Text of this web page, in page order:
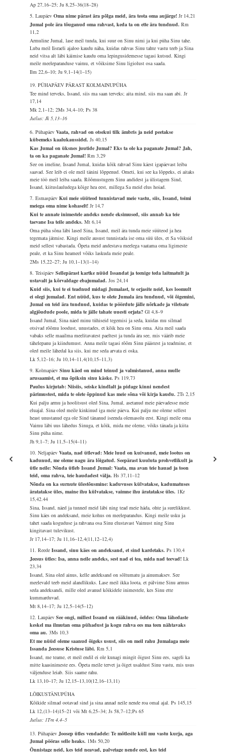
Ap 27,16–25; Ju 8,25–36(18–28)
5. LaupäevOma nime pärast ära põlga meid, ära teota oma aujärge!Jr 14,21
Jumal pole ära tõuganud oma rahvast, keda ta on ette ära tundnud.Rm
11,2
Armuline Jumal, lase meil tunda, kui suur on Sinu nimi ja kui püha Sinu tahe.
Luba meil Iisraeli ajaloo kaudu näha, kuidas rahvas Sinu tahte vastu teeb ja Sina
neid vitsa alt läbi käimise kaudu oma lepingusidemesse tagasi kutsud. Kingi
meile meeleparanduse vaimu, et võiksime Sinu ligiolust osa saada.
Ilm 22,6–10; Ju 9,1–14(1–15)
19. PÜHAPÄEV PÄRAST KOLMAINUPÜHA
Tee mind terveks, Issand, siis ma saan terveks; aita mind, siis ma saan abi.Jr
17,14
Mk 2,1–12; 2Ms 34,4–10; Ps 38
Jutlus: Jk 5,13–16
6. PühapäevVaata, rahvad on otsekui tilk ämbris ja neid peetakse
kübemeks kaalukaussidel.Js 40,15
Kas Jumal on üksnes juutide Jumal? Eks ta ole ka paganate Jumal? Jah,
ta on ka paganate Jumal!Rm 3,29
See on imeline, Issand Jumal, kuidas kõik rahvad Sinu käest igapäevast leiba
saavad. See leib ei ole meil tänini lõppenud. Ometi, kui see ka lõppeks, ei aitaks
meie töö meil leiba saada. Rõõmustugem Sinu andidest ja ülistagem Sind,
Issand, kiituslauludega kõige hea eest, millega Sa meid elus hoiad.
7. EsmaspäevKui meie süüteod tunnistavad meie vastu, siis, Issand, toimi
meiega oma nime kohaselt!Jr 14,7
Kui te annate inimestele andeks nende eksimused, siis annab ka teie
taevane Isa teile andeks.Mt 6,14
Oma püha sõna läbi lased Sina, Issand, meil ära tunda meie süüteod ja hea
tegemata jätmise. Kingi meile ausust tunnistada ise oma süü üles, et Sa võiksid
meid sellest vabastada. Õpeta meid andestava meelega vaatama oma ligimeste
peale, et ka Sinu heameel võiks laskuda meie peale.
2Ms 15,22–27; Ju 10,1–13(1–14)
8. TeisipäevSellepärast kartke nüüd Issandat ja teenige teda laitmatult ja
ustavalt ja kõrvaldage ebajumalad.Jos 24,14
Kuid siis, kui te ei teadnud midagi Jumalast, te orjasite neid, kes loomult
ei olegi jumalad. Ent nüüd, kus te olete Jumala ära tundnud, või õigemini,
Jumal on teid ära tundnud, kuidas te pöördute jälle nõrkade ja viletsate
algjõudude poole, mida te jälle tahate uuesti orjata?Gl 4,8–9
Issand Jumal, Sina näed minu tühiseid tegemisi ja seda, kuidas mu silmad
otsivad rõõmu loodust, unustades, et kõik hea on Sinu oma. Aita meil saada
vabaks selle maailma meelitavatest paeltest ja tunda ära see, mis väärib meie
tähelepanu ja kiindumust. Anna meile tagasi rõõm Sinu päästest ja teadmine, et
oled meile lähedal ka siis, kui me seda arvata ei oska.
Lk 5,12–16; Ju 10,14–11,4(10,15–11,3)
9. KolmapäevSinu käed on mind teinud ja valmistanud, anna mulle
arusaamist, et ma õpiksin sinu käske.Ps 119,73
Paulus kirjutab: Niisiis, seiske kindlalt ja pidage kinni nendest
pärimustest, mida te olete õppinud kas meie sõna või kirja kaudu.2Ts 2,15
Kui palju armu ja hoolitsust oled Sina, Jumal, asetanud meie päevadesse meie
eluajal. Sina oled meile kinkinud iga meie päeva. Kui palju me oleme sellest
heast unustanud ega ole Sind tänanud iseenda olemasolu eest. Kingi meile oma
Vaimu läbi uus lähedus Sinuga, et kõik, mida me oleme, võiks tänada ja kiita
Sinu püha nime.
Jh 9,1–7; Ju 11,5–15(4–11)
10. NeljapäevVaata, nad ütlevad: Meie luud on kuivanud, meie lootus on
kadunud, me oleme nagu ära lõigatud. Seepärast kuuluta prohvetlikult ja
ütle neile: Nõnda ütleb Issand Jumal: Vaata, ma avan teie hauad ja toon
teid, oma rahva, teie haudadest välja.Hs 37,11–12
Nõnda on ka surnute ülestõusmine: kaduvuses külvatakse, kadumatuses
äratatakse üles, maine ihu külvatakse, vaimne ihu äratatakse üles. 1Kr
15,42.44
Sina, Issand, näed ja tunned meid läbi ning tead meie häda, ohte ja surelikkust.
Sinu käes on andeksand, meie kohus on meeleparandus. Kingi meile usku ja
tahet saada koguduse ja rahvana osa Sinu elustavast Vaimust ning Sinu
kingitavast tulevikust.
Jr 17,14–17; Ju 11,16–12,4(11,12–12,4)
11. ReedeIssand, sinu käes on andeksand, et sind kardetaks.Ps 130,4
Jeesus ütles: Isa, anna neile andeks, sest nad ei tea, mida nad teevad!Lk
23,34
Issand, Sina oled ainus, kelle andeksand on sõltumatu ja ainumaksev. See
meelevald teeb meid alandlikuks. Lase meil ikka loota, et pälvime Sinu armus
seda andeksandi, mille oled avanud kõikidele inimestele, kes Sinu ette
kummarduvad.
Mt 8,14–17; Ju 12,5–14(5–12)
12. LaupäevSee ongi, millest Issand on rääkinud, öeldes: Oma lähedaste
keskel ma ilmutan oma pühadust ja kogu rahva ees ma teen nähtavaks
oma au.3Ms 10,3
Et me nüüd oleme saanud õigeks usust, siis on meil rahu Jumalaga meie
Issanda Jeesuse Kristuse läbi.Rm 5,1
Issand, me teame, et meil endil ei ole kunagi mingit õigust Sinu ees, sageli ka
mitte kaasinimeste ees. Õpeta meile tervet ja õiget usaldust Sinu vastu, mis usus
väljenduse leiab. Siis saame rahu.
Lk 13,10–17; Ju 12,15–13,10(12,16–13,11)
LÕIKUSTÄNUPÜHA
Kõikide silmad ootavad sind ja sina annad neile nende roa omal ajal.Ps 145,15
Lk 12,(13–14)15–21 või Mt 6,25–34; Js 58,7–12;Ps 65
Jutlus: 1Tm 4,4–5
13. PühapäevJoosep ütles vendadele: Te mõtlesite küll mu vastu kurja, aga
Jumal pööras selle heaks. 1Ms 50,20
Õnnistage neid, kes teid neavad, palvetage nende eest, kes teid